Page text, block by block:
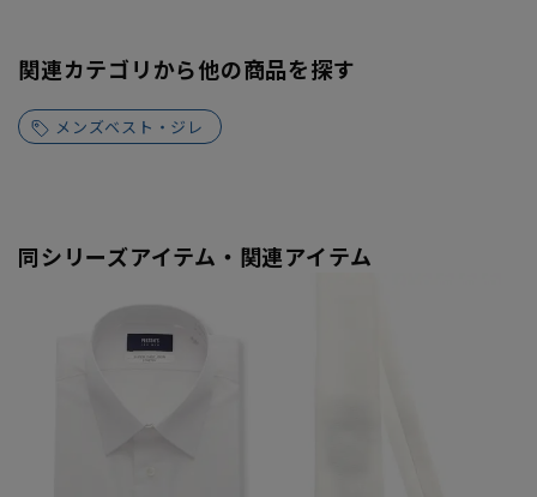
関連カテゴリから他の商品を探す
メンズベスト・ジレ
同シリーズアイテム・関連アイテム